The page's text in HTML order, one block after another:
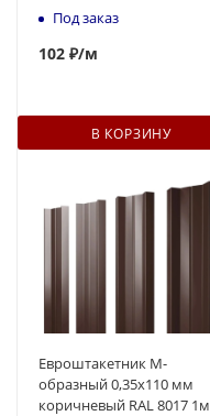
Под заказ
102 ₽/м
В КОРЗИНУ
Евроштакетник М-
образный 0,35x110 мм
коричневый RAL 8017 1м